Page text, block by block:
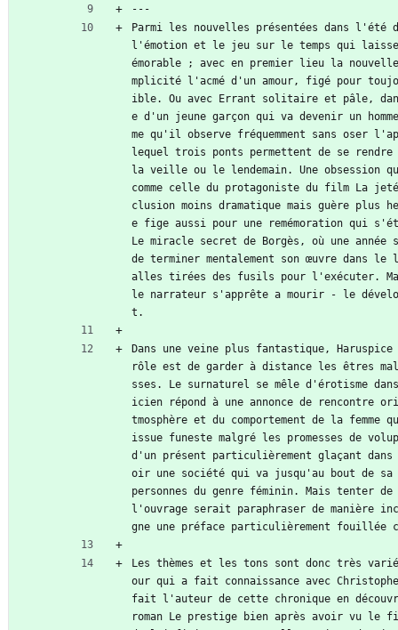
---
Parmi les nouvelles présentées dans
l'émotion et le jeu sur le temps qui
émorable ; avec en premier lieu la
mplicité l'acmé d'un amour, figé pour
ible. Ou avec Errant solitaire et pâle,
e d'un jeune garçon qui va devenir un
me qu'il observe fréquemment sans oser
lequel trois ponts permettent de se
la veille ou le lendemain. Une obsession
comme celle du protagoniste du film La
clusion moins dramatique mais guère plus
e fige aussi pour une remémoration qui
Le miracle secret de Borgès, où une année
de terminer mentalement son œuvre dans le
alles tirées des fusils pour l'exécuter.
le narrateur s'apprête a mourir - le
t.
Dans une veine plus fantastique, Haruspice
rôle est de garder à distance les êtres
sses. Le surnaturel se mêle d'érotisme
icien répond à une annonce de rencontre
tmosphère et du comportement de la
issue funeste malgré les promesses de
d'un présent particulièrement glaçant dans
oir une société qui va jusqu'au bout de
personnes du genre féminin. Mais tenter de
l'ouvrage serait paraphraser de manière
gne une préface particulièrement
Les thèmes et les tons sont donc très
our qui a fait connaissance avec
fait l'auteur de cette chronique en
roman Le prestige bien après avoir vu le